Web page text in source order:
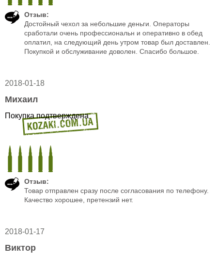
Отзыв:
Достойный чехол за небольшие деньги. Операторы
сработали очень профессиональн и оперативно в обед
оплатил, на следующий день утром товар был доставлен.
Покупкой и обслуживание доволен. Спасибо большое.
2018-01-18
Михаил
Покупка подтверждена
Отзыв:
Товар отправлен сразу после согласования по телефону.
Качество хорошее, претензий нет.
2018-01-17
Виктор